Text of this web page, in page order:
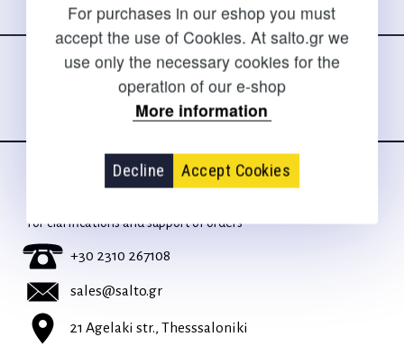
For purchases in our eshop you must
accept the use of Cookies. At salto.gr we
use only the necessary cookies for the
operation of our e-shop
More information
Decline Accept Cookies
Follow us
on social media
For clarifications and support of orders
+30 2310 267108
sales@salto.gr
21 Agelaki str., Thesssaloniki